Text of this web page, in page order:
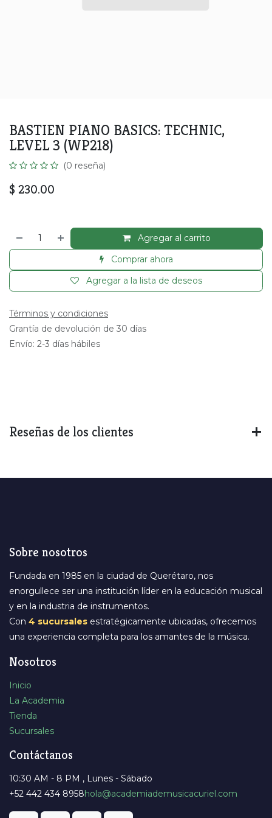
BASTIEN PIANO BASICS: TECHNIC,
LEVEL 3 (WP218)
(0 reseña)
$ 230.00
Agregar al carrito
Comprar ahora
Agregar a la lista de deseos
Términos y condiciones
Grantía de devolución de 30 días
Envío: 2-3 días hábiles
Reseñas de los clientes
Sobre nosotros
Fundada en 1985 en la ciudad de Querétaro, nos
enorgullece ser una institución líder en la educación musical
y en la industria de instrumentos.
Con 4 sucursales estratégicamente ubicadas, ofrecemos
una experiencia completa para los amantes de la música.
Nosotros
Inicio
La Academia
Tienda
Sucursales
Contáctanos
10:30 AM - 8 PM , Lunes - Sábado
+52 442 434 8958​hola@academiademusicacuriel.com